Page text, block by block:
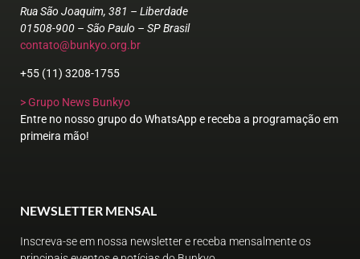
Rua São Joaquim, 381 – Liberdade
01508-900 – São Paulo – SP Brasil
contato@bunkyo.org.br
+55 (11) 3208-1755
> Grupo News Bunkyo
Entre no nosso grupo do WhatsApp e receba a programação em
primeira mão!
NEWSLETTER MENSAL
Inscreva-se em nossa newsletter e receba mensalmente os